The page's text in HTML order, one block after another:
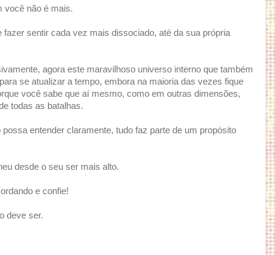
você não é mais.
sentir cada vez mais dissociado, até da sua própria
agora este maravilhoso universo interno que também
se atualizar a tempo, embora na maioria das vezes fique
você sabe que aí mesmo, como em outras dimensões,
todas as batalhas.
entender claramente, tudo faz parte de um propósito
desde o seu ser mais alto.
e confie!
deve ser.